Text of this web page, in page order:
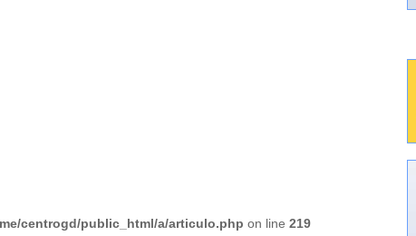
centrogd/public_html/a/articulo.php on line 219